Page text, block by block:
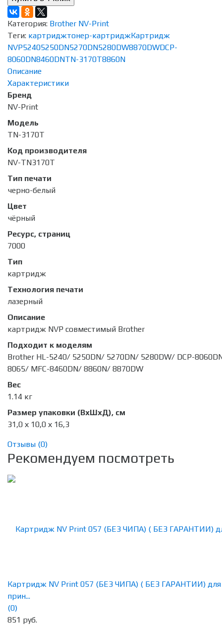
Категория: Brother NV-Print
Теги: картриджтонер-картриджКартридж
NVP52405250DN5270DN5280DW8870DWDCP-
8060DN8460DNTN-3170T8860N
Описание
Характеристики
Бренд
NV-Print
Модель
TN-3170T
Код производителя
NV-TN3170T
Тип печати
черно-белый
Цвет
чёрный
Ресурс, страниц
7000
Тип
картридж
Технология печати
лазерный
Описание
картридж NVP совместимый Brother
Подходит к моделям
Brother HL-5240/ 5250DN/ 5270DN/ 5280DW/ DCP-
8065/ MFC-8460DN/ 8860N/ 8870DW
Вес
1.14 кг
Размер упаковки (ВхШхД), см
31,0 х 10,0 х 16,3
Отзывы (0)
Рекомендуем посмотреть
Картридж NV Print 057 (БЕЗ ЧИПА) ( БЕЗ ГАРАНТИИ) для
прин...
(0)
851 руб.